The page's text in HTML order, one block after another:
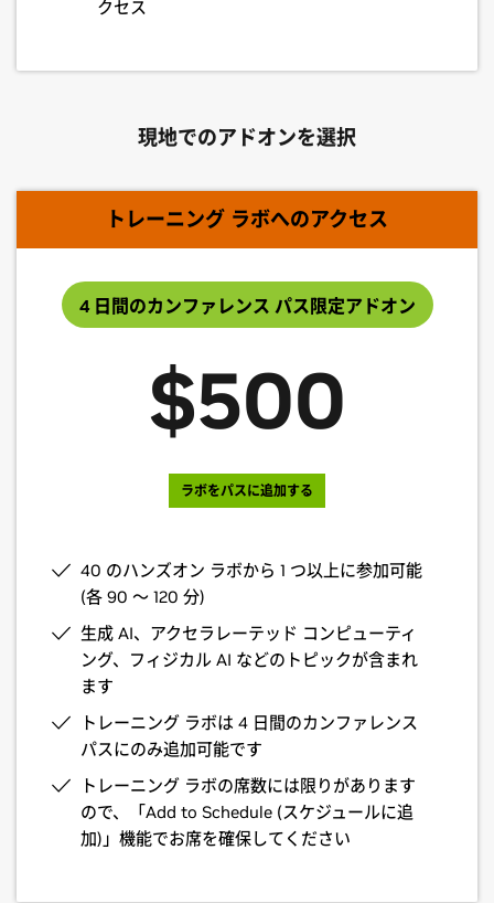
クセス
現地でのアドオンを選択
トレーニング ラボへのアクセス
4 日間のカンファレンス パス限定アドオン
$500
ラボをパスに追加する
40 のハンズオン ラボから 1 つ以上に参加可能
(各 90 ～ 120 分)
生成 AI、アクセラレーテッド コンピューティ
ング、フィジカル AI などのトピックが含まれ
ます
トレーニング ラボは 4 日間のカンファレンス
パスにのみ追加可能です
トレーニング ラボの席数には限りがあります
ので、「Add to Schedule (スケジュールに追
加)」機能でお席を確保してください